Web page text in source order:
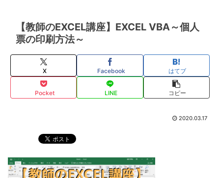
【教師のEXCEL講座】EXCEL VBA～個人
票の印刷方法～
X Facebook はてブ
Pocket LINE コピー
2020.03.17